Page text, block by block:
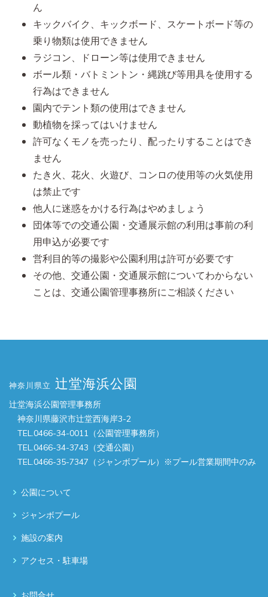
ん
キックバイク、キックボード、スケートボード等の
乗り物類は使用できません
ラジコン、ドローン等は使用できません
ボール類・バトミントン・縄跳び等用具を使用する
行為はできません
園内でテント類の使用はできません
動植物を採ってはいけません
許可なくモノを売ったり、配ったりすることはでき
ません
たき火、花火、火遊び、コンロの使用等の火気使用
は禁止です
他人に迷惑をかける行為はやめましょう
団体等での交通公園・交通展示館の利用は事前の利
用申込が必要です
営利目的等の撮影や公園利用は許可が必要です
その他、交通公園・交通展示館についてわからない
ことは、交通公園管理事務所にご相談ください
神奈川県立 辻堂海浜公園
辻堂海浜公園管理事務所
神奈川県藤沢市辻堂西海岸3-2
TEL.0466-34-0011（公園管理事務所）
TEL.0466-34-3743（交通公園）
TEL.0466-35-7347（ジャンボプール）※プール営業期間中のみ
公園について
ジャンボプール
施設の案内
アクセス・駐車場